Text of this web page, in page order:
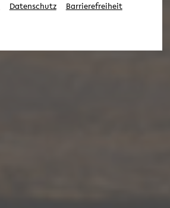
Datenschutz Barrierefreiheit